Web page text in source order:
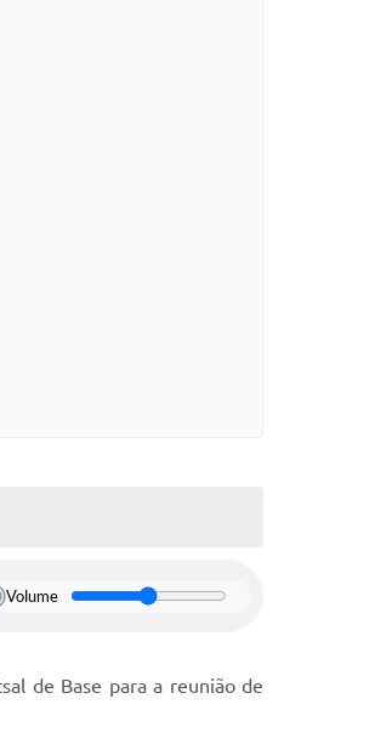
Volume
de Base para a reunião de